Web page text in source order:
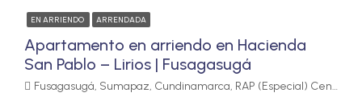
EN ARRIENDO ARRENDADA
Apartamento en arriendo en Hacienda
San Pablo – Lirios | Fusagasugá
Fusagasugá, Sumapaz, Cundinamarca, RAP (Especial) Central, Colombia